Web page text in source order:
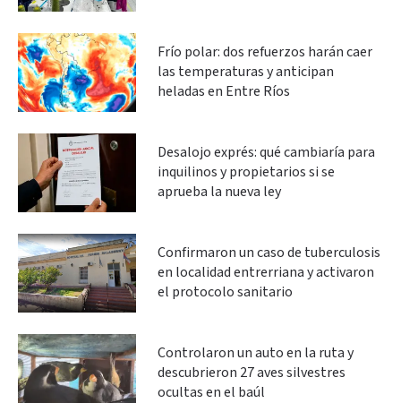
Frío polar: dos refuerzos harán caer
las temperaturas y anticipan
heladas en Entre Ríos
Desalojo exprés: qué cambiaría para
inquilinos y propietarios si se
aprueba la nueva ley
Confirmaron un caso de tuberculosis
en localidad entrerriana y activaron
el protocolo sanitario
Controlaron un auto en la ruta y
descubrieron 27 aves silvestres
ocultas en el baúl